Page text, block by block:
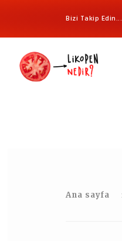
Bizi Takip Edin...
Ana sayfa